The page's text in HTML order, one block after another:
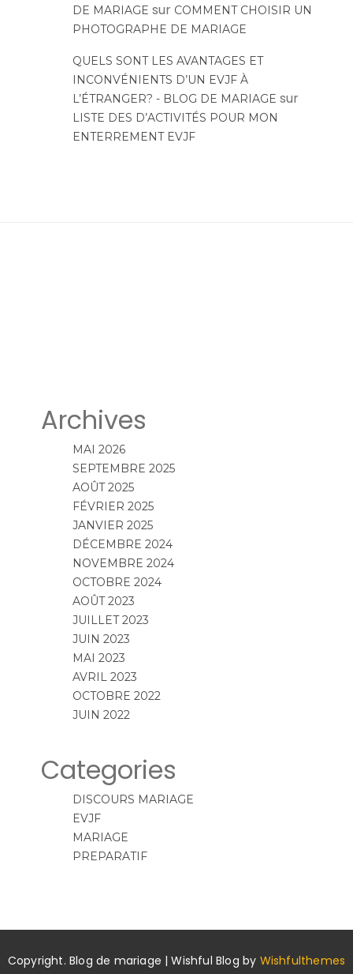
DE MARIAGE sur COMMENT CHOISIR UN
PHOTOGRAPHE DE MARIAGE
QUELS SONT LES AVANTAGES ET
INCONVÉNIENTS D’UN EVJF À
L’ÉTRANGER? - BLOG DE MARIAGE sur
LISTE DES D’ACTIVITÉS POUR MON
ENTERREMENT EVJF
Archives
MAI 2026
SEPTEMBRE 2025
AOÛT 2025
FÉVRIER 2025
JANVIER 2025
DÉCEMBRE 2024
NOVEMBRE 2024
OCTOBRE 2024
AOÛT 2023
JUILLET 2023
JUIN 2023
MAI 2023
AVRIL 2023
OCTOBRE 2022
JUIN 2022
Categories
DISCOURS MARIAGE
EVJF
MARIAGE
PREPARATIF
Copyright. Blog de mariage | Wishful Blog by Wishfulthemes